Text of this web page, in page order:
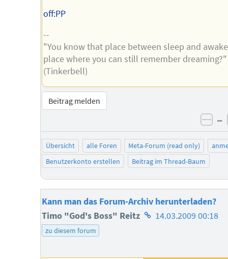
off:PP
--
"You know that place between sleep and
place where you can still remember dreaming?"
(Tinkerbell)
Beitrag melden
–
Übersicht alle Foren Meta-Forum (read only)
Benutzerkonto erstellen
Beitrag im Thread-Baum
Kann man das Forum-Archiv herunterladen?
Timo "God's Boss" Reitz Homepage
14.03.2009 00:18
zu diesem forum